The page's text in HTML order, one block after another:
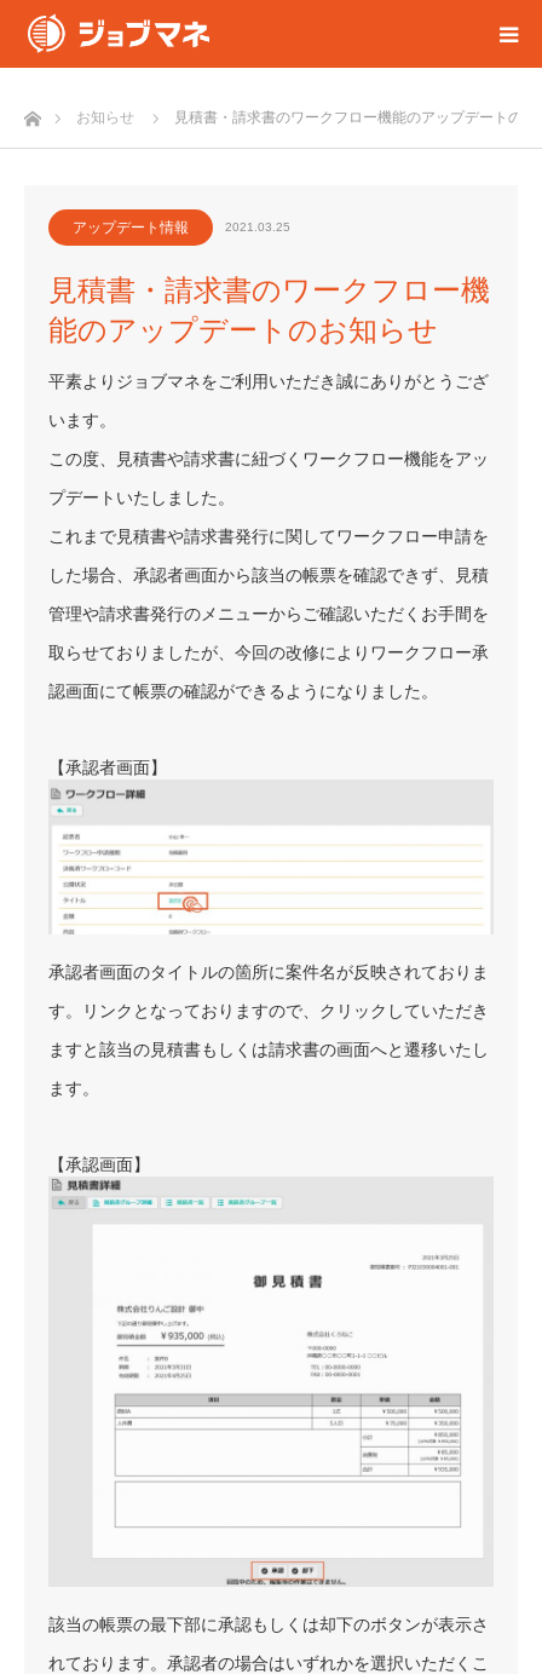
ホームお知らせ 見積書・請求書のワークフロー機能のアップデートのお
アップデート情報 2021.03.25
見積書・請求書のワークフロー機
能のアップデートのお知らせ
平素よりジョブマネをご利用いただき誠にありがとうござ
います。
この度、見積書や請求書に紐づくワークフロー機能をアッ
プデートいたしました。
これまで見積書や請求書発行に関してワークフロー申請を
した場合、承認者画面から該当の帳票を確認できず、見積
管理や請求書発行のメニューからご確認いただくお手間を
取らせておりましたが、今回の改修によりワークフロー承
認画面にて帳票の確認ができるようになりました。
【承認者画面】
承認者画面のタイトルの箇所に案件名が反映されておりま
す。リンクとなっておりますので、クリックしていただき
ますと該当の見積書もしくは請求書の画面へと遷移いたし
ます。
【承認画面】
該当の帳票の最下部に承認もしくは却下のボタンが表示さ
れております。承認者の場合はいずれかを選択いただくこ